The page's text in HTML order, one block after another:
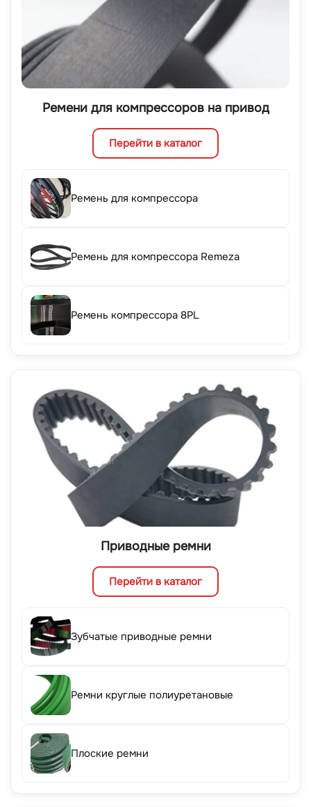
Ремени для компрессоров на привод
Перейти в каталог
Ремень для компрессора
Ремень для компрессора Remeza
Ремень компрессора 8PL
Приводные ремни
Перейти в каталог
Зубчатые приводные ремни
Ремни круглые полиуретановые
Плоские ремни